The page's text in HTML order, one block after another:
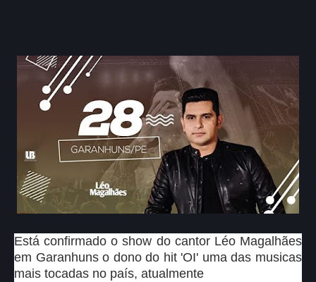
Está confirmado o show do cantor Léo Magalhães
em Garanhuns o dono do hit 'OI' uma das musicas
mais tocadas no país, atualmente